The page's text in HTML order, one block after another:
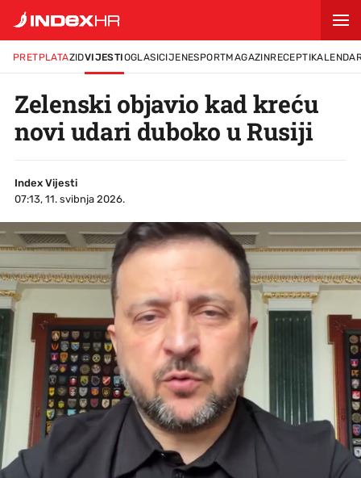
PRETPLATAZIDVIJESTIOGLASICIJENESPORTMAGAZINRECEPTI
Zelenski objavio kad kreću
novi udari duboko u Rusiji
Index Vijesti
07:13, 11. svibnja 2026.